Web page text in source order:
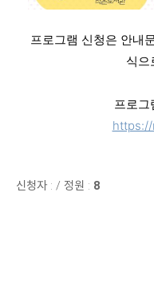
프로그램 신청은 안내
식으
프로
https://
신청자 : / 정원 : 8